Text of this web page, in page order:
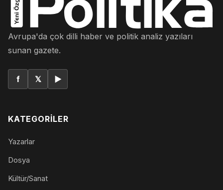
Avrupa'da çok dilli haber ve politik analiz yazıları
sunan gazete.
f 𝕏 ▶
KATEGORILER
Yazarlar
Dosya
Kültür/Sanat